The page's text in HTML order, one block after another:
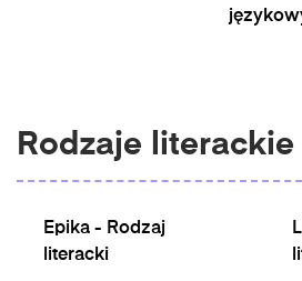
Rodzaje literackie
Epika - Rodzaj
literacki